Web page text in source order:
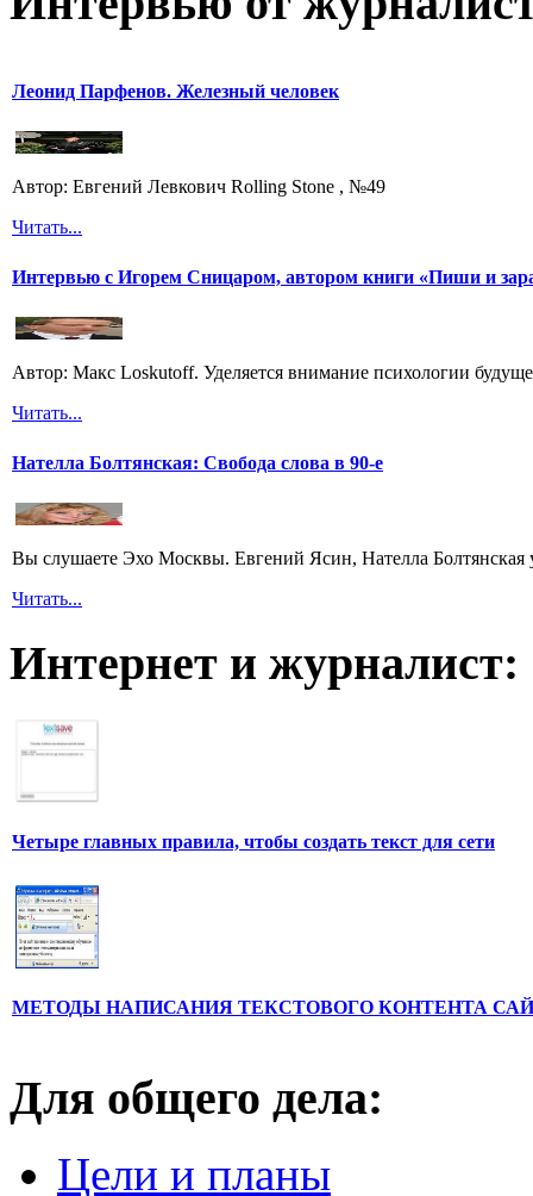
Леонид Парфенов. Железный человек
Автор: Евгений Левкович Rolling Stone , №49
Читать...
Интервью с Игорем Сницаром, автором книги «Пиши и
Автор: Макс Loskutoff. Уделяется внимание психологии
Читать...
Нателла Болтянская: Свобода слова в 90-е
Вы слушаете Эхо Москвы. Евгений Ясин, Нателла Болтянская
Читать...
Интернет и журналист:
Четыре главных правила, чтобы создать текст для сети
МЕТОДЫ НАПИСАНИЯ ТЕКСТОВОГО КОНТЕНТА
Для общего дела:
Цели и планы